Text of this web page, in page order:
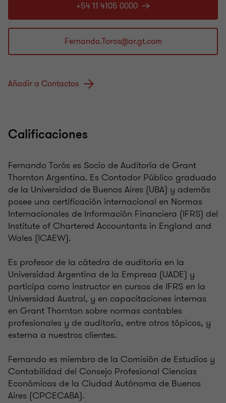
+54 11 4105 0000
Añadir a Contactos
Calificaciones
Fernando Torós es Socio de Auditoría de Grant
Thornton Argentina. Es Contador Público graduado
de la Universidad de Buenos Aires (UBA) y además
posee una certificación internacional en Normas
Internacionales de Información Financiera (IFRS) del
Institute of Chartered Accountants in England and
Wales (ICAEW).
Es profesor de la cátedra de auditoría en la
Universidad Argentina de la Empresa (UADE) y
participa como instructor en cursos de IFRS en la
Universidad Austral, y en capacitaciones internas
en Grant Thornton sobre normas contables
profesionales y de auditoría, entre otros tópicos, y
externa a nuestros clientes.
Fernando es miembro de la Comisión de Estudios y
Contabilidad del Consejo Profesional Ciencias
Económicas de la Ciudad Autónoma de Buenos
Aires (CPCECABA).